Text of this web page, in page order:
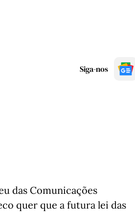
Siga-nos
das Comunicações
quer que a futura lei das